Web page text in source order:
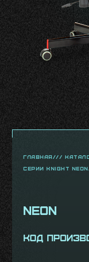
главная///
серии Knight
Neon
Код